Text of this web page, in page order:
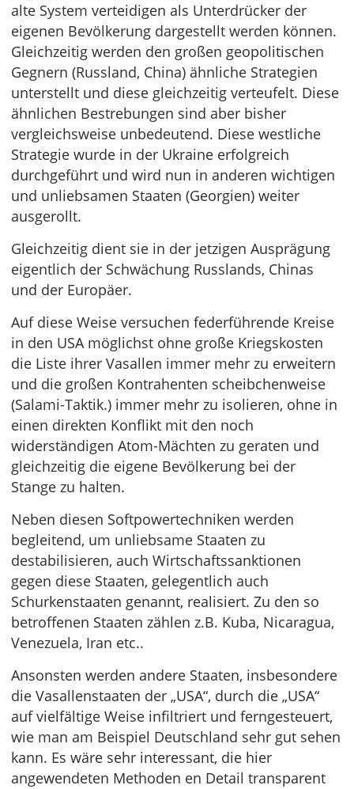
alte System verteidigen als Unterdrücker der
eigenen Bevölkerung dargestellt werden können.
Gleichzeitig werden den großen geopolitischen
Gegnern (Russland, China) ähnliche Strategien
unterstellt und diese gleichzeitig verteufelt. Diese
ähnlichen Bestrebungen sind aber bisher
vergleichsweise unbedeutend. Diese westliche
Strategie wurde in der Ukraine erfolgreich
durchgeführt und wird nun in anderen wichtigen
und unliebsamen Staaten (Georgien) weiter
ausgerollt.
Gleichzeitig dient sie in der jetzigen Ausprägung
eigentlich der Schwächung Russlands, Chinas
und der Europäer.
Auf diese Weise versuchen federführende Kreise
in den USA möglichst ohne große Kriegskosten
die Liste ihrer Vasallen immer mehr zu erweitern
und die großen Kontrahenten scheibchenweise
(Salami-Taktik.) immer mehr zu isolieren, ohne in
einen direkten Konflikt mit den noch
widerständigen Atom-Mächten zu geraten und
gleichzeitig die eigene Bevölkerung bei der
Stange zu halten.
Neben diesen Softpowertechniken werden
begleitend, um unliebsame Staaten zu
destabilisieren, auch Wirtschaftssanktionen
gegen diese Staaten, gelegentlich auch
Schurkenstaaten genannt, realisiert. Zu den so
betroffenen Staaten zählen z.B. Kuba, Nicaragua,
Venezuela, Iran etc..
Ansonsten werden andere Staaten, insbesondere
die Vasallenstaaten der „USA“, durch die „USA“
auf vielfältige Weise infiltriert und ferngesteuert,
wie man am Beispiel Deutschland sehr gut sehen
kann. Es wäre sehr interessant, die hier
angewendeten Methoden en Detail transparent